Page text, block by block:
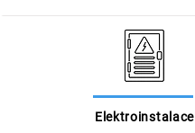
Elektroinstalace